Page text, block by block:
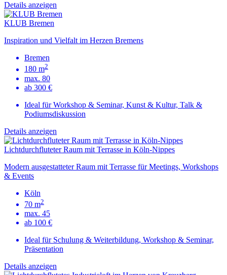
Details anzeigen
KLUB Bremen
Inspiration und Vielfalt im Herzen Bremens
Bremen
180 m2
max. 80
ab 300 €
Ideal für Workshop & Seminar, Kunst & Kultur, Talk &
Podiumsdiskussion
Details anzeigen
Lichtdurchfluteter Raum mit Terrasse in Köln-Nippes
Modern ausgestatteter Raum mit Terrasse für Meetings, Workshops
& Events
Köln
70 m2
max. 45
ab 100 €
Ideal für Schulung & Weiterbildung, Workshop & Seminar,
Präsentation
Details anzeigen